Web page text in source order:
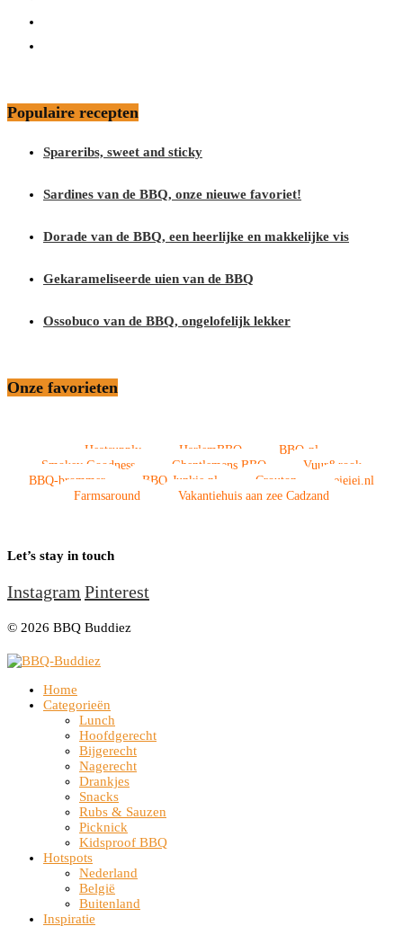
Populaire recepten
Spareribs, sweet and sticky
Sardines van de BBQ, onze nieuwe favoriet!
Dorade van de BBQ, een heerlijke en makkelijke vis
Gekarameliseerde uien van de BBQ
Ossobuco van de BBQ, ongelofelijk lekker
Onze favorieten
Heatsupply HarlemBBQ
BBQ-nl
Smokey Goodness
Ghentlemens BBQ
Vuur&rook
BBQ-brommer
BBQ-Junkie.nl Crouton
eieiei.nl
Farmsaround
Vakantiehuis aan zee Cadzand
Let’s stay in touch
Instagram Pinterest
© 2026 BBQ Buddiez
Home
Categorieën
Lunch
Hoofdgerecht
Bijgerecht
Nagerecht
Drankjes
Snacks
Rubs & Sauzen
Picknick
Kidsproof BBQ
Hotspots
Nederland
België
Buitenland
Inspiratie